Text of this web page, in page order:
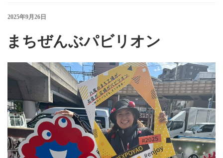
投
日:
2025年9月26日
まちぜんぶパビリオン